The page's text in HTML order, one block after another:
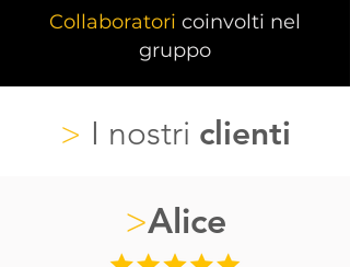
Collaboratori coinvolti nel
gruppo
> I nostri clienti
>Alice